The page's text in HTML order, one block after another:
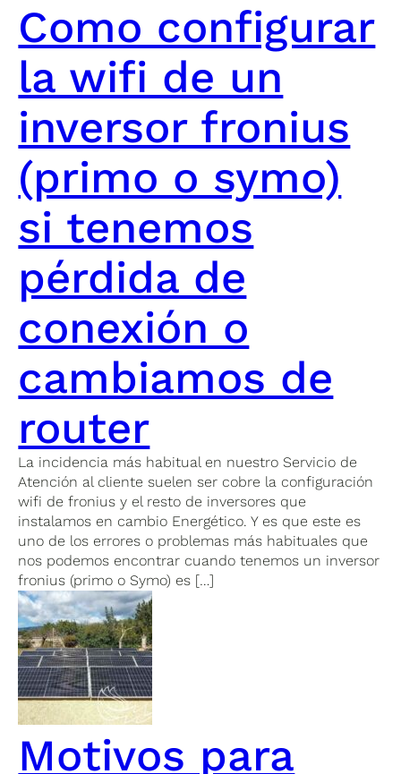
Como configurar
la wifi de un
inversor fronius
(primo o symo)
si tenemos
pérdida de
conexión o
cambiamos de
router
La incidencia más habitual en nuestro Servicio de
Atención al cliente suelen ser cobre la configuración
wifi de fronius y el resto de inversores que
instalamos en cambio Energético. Y es que este es
uno de los errores o problemas más habituales que
nos podemos encontrar cuando tenemos un inversor
fronius (primo o Symo) es […]
Motivos para